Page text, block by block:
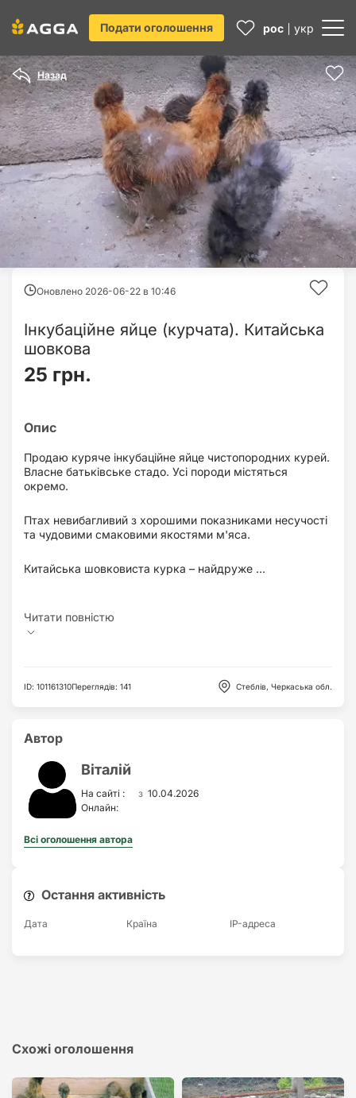
Подати оголошення рос укр
Назад
Оновлено 2026-06-22 в 10:46
Інкубаційне яйце (курчата). Китайська
шовкова
25 грн.
Продаю куряче інкубаційне яйце чистопородних курей.
Власне батьківське стадо. Усі породи містяться
окремо.
Птах невибагливий з хорошими показниками несучості
та чудовими смаковими якостями м'яса.
Китайська шовковиста курка – найдруже ...
ID: 101161310Переглядів: 141 Стеблів, Черкаська обл.
Автор
Віталій
На сайті : з 10.04.2026
Онлайн:
Всі оголошення автора
Остання активність
Дата Країна IP-адреса
Схожі оголошення